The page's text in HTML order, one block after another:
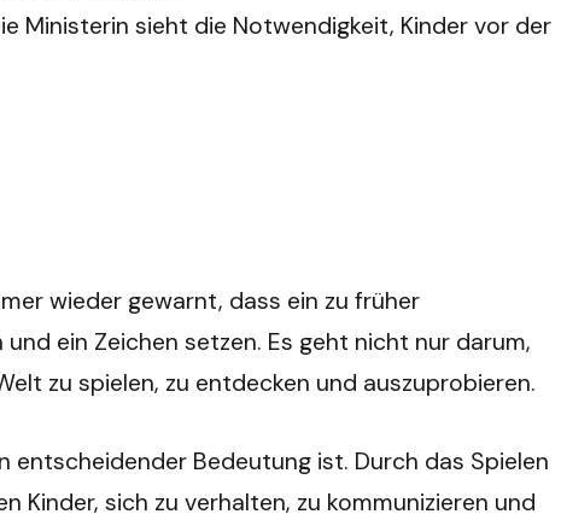
Ministerin sieht die Notwendigkeit, Kinder vor der
wieder gewarnt, dass ein zu früher
ein Zeichen setzen. Es geht nicht nur darum,
zu spielen, zu entdecken und auszuprobieren.
entscheidender Bedeutung ist. Durch das Spielen
Kinder, sich zu verhalten, zu kommunizieren und